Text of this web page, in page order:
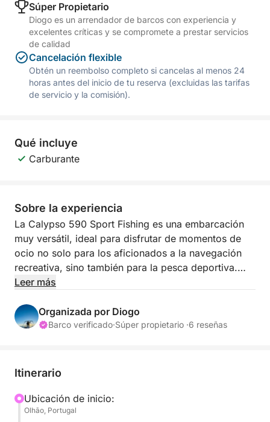
Súper Propietario
Diogo es un arrendador de barcos con experiencia y
excelentes críticas y se compromete a prestar servicios
de calidad
Cancelación flexible
Obtén un reembolso completo si cancelas al menos 24
horas antes del inicio de tu reserva (excluidas las tarifas
de servicio y la comisión).
Qué incluye
Carburante
Sobre la experiencia
La Calypso 590 Sport Fishing es una embarcación
muy versátil, ideal para disfrutar de momentos de
ocio no solo para los aficionados a la navegación
recreativa, sino también para la pesca deportiva.
Construida en Fuzeta en el año 2000, esta
cientos de unidades vendidas. En 2023, fue
completamente renovada y actualmente cuenta con
la tripulación, ya sea en familia o con amigos.
Leer más
Organizada por Diogo
Barco verificado·Súper propietario ·6 reseñas
Itinerario
Ubicación de inicio:
Olhão, Portugal